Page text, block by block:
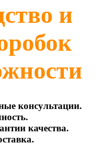
и
консультации.
качества.